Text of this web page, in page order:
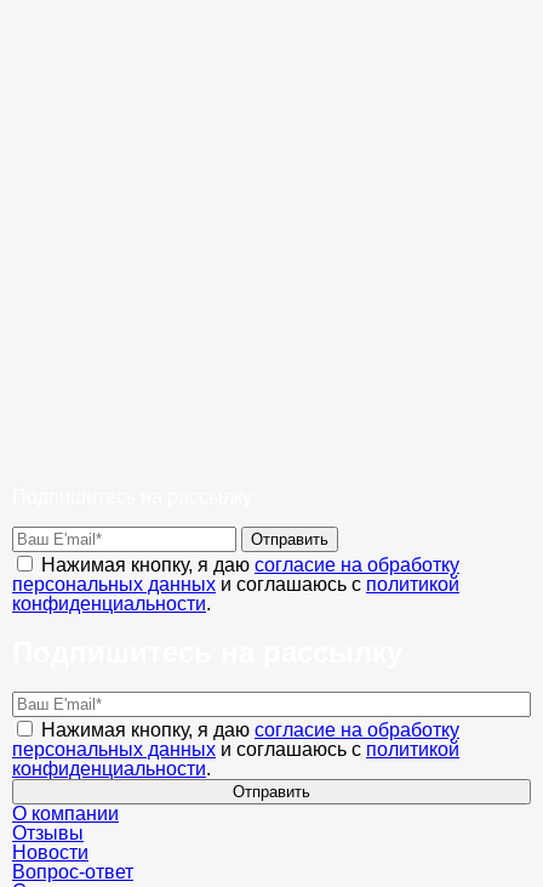
Отправить
Нажимая кнопку, я даю согласие на обработку
персональных данных и соглашаюсь с политикой
конфиденциальности.
Нажимая кнопку, я даю согласие на обработку
персональных данных и соглашаюсь с политикой
конфиденциальности.
Отправить
О компании
Отзывы
Новости
Вопрос-ответ